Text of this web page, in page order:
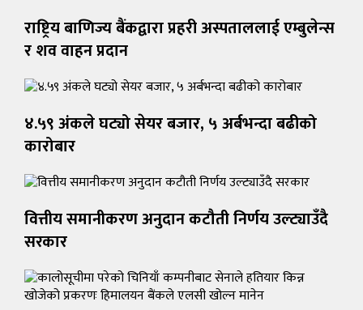
राष्ट्रिय बाणिज्य बैंकद्वारा प्रहरी अस्पताललाई एम्बुलेन्स
र शव वाहन प्रदान
४.५९ अंकले घट्यो सेयर बजार, ५ अर्बभन्दा बढीको
कारोबार
वित्तीय समानीकरण अनुदान कटौती निर्णय उल्ट्याउँदै
सरकार